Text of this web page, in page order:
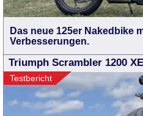
Das neue 125er Nakedbike
Verbesserungen.
Triumph Scrambler 1200
Testbericht